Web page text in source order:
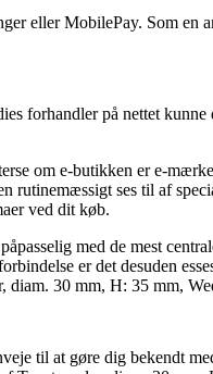
eller MobilePay. Som en
forhandler på nettet
om e-butikken er e-
rutinemæssigt ses til af
ved dit køb.
med de mest
er det desuden
diam. 30 mm, H: 35 mm,
til at gøre dig bekendt